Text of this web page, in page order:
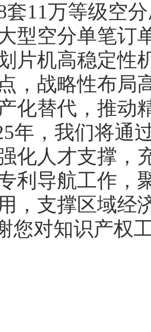
套11万等级空
型空分单笔订
片机高稳定性
，战略性布局
化替代，推动
年，我们将通
化人才支撑，
利导航工作，
，支撑区域经
您对知识产权